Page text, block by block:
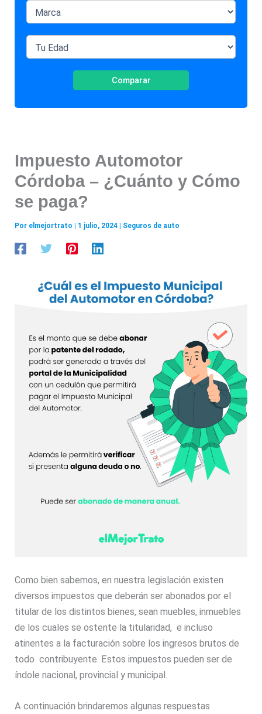
Comparar
Impuesto Automotor
Córdoba – ¿Cuánto y Cómo
se paga?
Por elmejortrato 1 julio, 2024 Seguros de auto
Como bien sabemos, en nuestra legislación existen
diversos impuestos que deberán ser abonados por el
titular de los distintos bienes, sean muebles, inmuebles
de los cuales se ostente la titularidad, e incluso
atinentes a la facturación sobre los ingresos brutos de
todo contribuyente. Estos impuestos pueden ser de
índole nacional, provincial y municipal.
A continuación brindaremos algunas respuestas